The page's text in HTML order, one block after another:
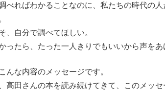
べればわかることなのに、私たちの時代の
、自分で調べてほしい。
ったら、たった一人きりでもいいから声をあ
んな内容のメッセージです。
高田さんの本を読み続けてきて、このメッセ